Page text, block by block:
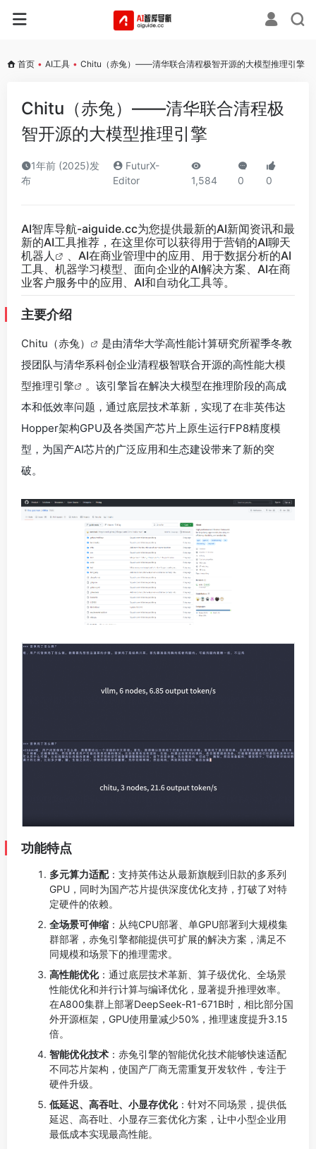
首页 • AI工具 • Chitu（赤兔）——清华联合清程极智开源的大模型推理引擎
Chitu（赤兔）——清华联合清程极
智开源的大模型推理引擎
1年前 (2025)发
布
FuturX-
Editor
1,584 0 0
AI智库导航-aiguide.cc为您提供最新的AI新闻资讯和最
新的AI工具推荐，在这里你可以获得用于营销的AI聊天
机器人
、AI在商业管理中的应用、用于数据分析的AI
工具、机器学习模型、面向企业的AI解决方案、AI在商
业客户服务中的应用、AI和自动化工具等。
主要介绍
Chitu（赤兔）
是由清华大学高性能计算研究所翟季冬教
授团队与清华系科创企业清程极智联合开源的高性能大模
型推理引擎
。该引擎旨在解决大模型在推理阶段的高成
本和低效率问题，通过底层技术革新，实现了在非英伟达
Hopper架构GPU及各类国产芯片上原生运行FP8精度模
型，为国产AI芯片的广泛应用和生态建设带来了新的突
破。
功能特点
多元算力适配：支持英伟达从最新旗舰到旧款的多系列
GPU，同时为国产芯片提供深度优化支持，打破了对特
定硬件的依赖。
全场景可伸缩 ：从纯CPU部署、单GPU部署到大规模集
群部署，赤兔引擎都能提供可扩展的解决方案，满足不
同规模和场景下的推理需求。
高性能优化：通过底层技术革新、算子级优化、全场景
性能优化和并行计算与编译优化，显著提升推理效率。
在A800集群上部署DeepSeek-R1-671B时，相比部分国
外开源框架，GPU使用量减少50%，推理速度提升3.15
倍。
智能优化技术 ：赤兔引擎的智能优化技术能够快速适配
不同芯片架构，使国产厂商无需重复开发软件，专注于
硬件升级。
低延迟、高吞吐、小显存优化：针对不同场景，提供低
延迟、高吞吐、小显存三套优化方案，让中小型企业用
最低成本实现最高性能。